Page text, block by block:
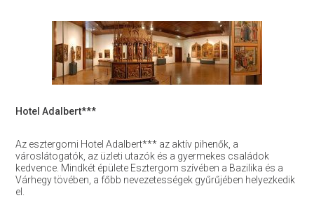
Hotel Adalbert***
Az esztergomi Hotel Adalbert*** az aktív pihenők, a
városlátogatók, az üzleti utazók és a gyermekes családok
kedvence. Mindkét épülete Esztergom szívében a Bazilika és a
Várhegy tövében, a főbb nevezetességek gyűrűjében helyezkedik
el.